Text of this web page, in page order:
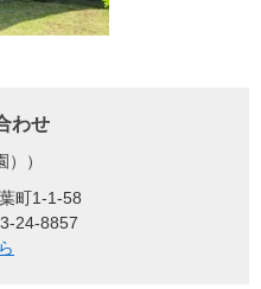
わせ
町1-1-58
24-8857